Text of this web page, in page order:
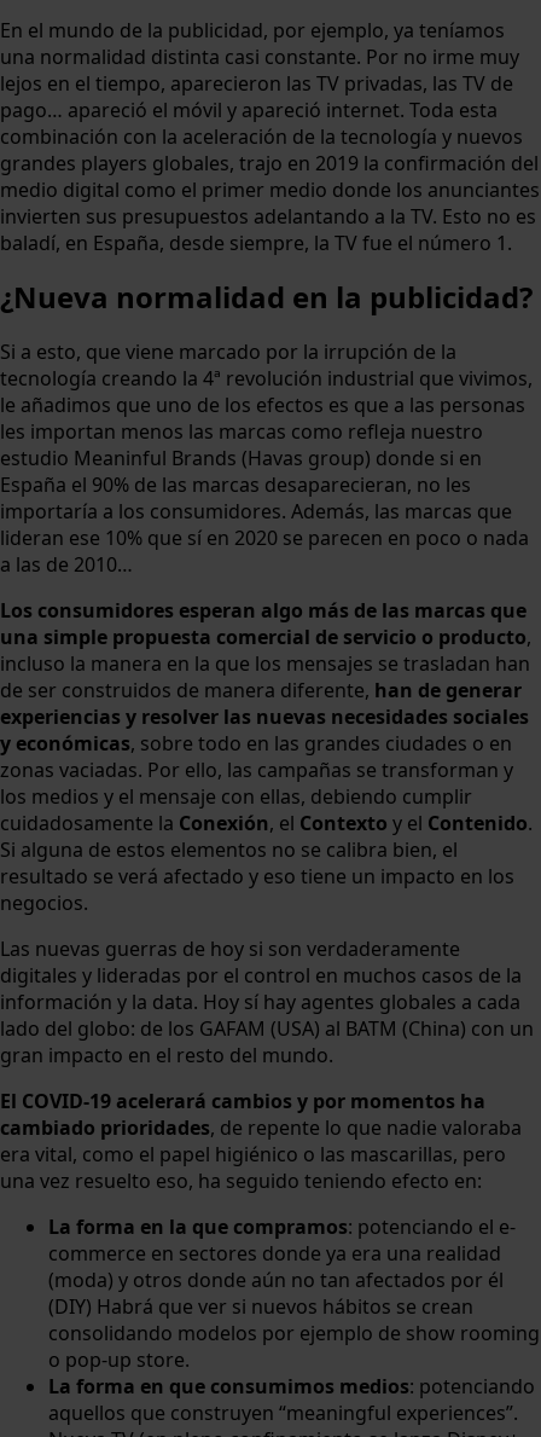
En el mundo de la publicidad, por ejemplo, ya teníamos
una normalidad distinta casi constante. Por no irme muy
lejos en el tiempo, aparecieron las TV privadas, las TV de
pago… apareció el móvil y apareció internet. Toda esta
combinación con la aceleración de la tecnología y nuevos
grandes players globales, trajo en 2019 la confirmación del
medio digital como el primer medio donde los anunciantes
invierten sus presupuestos adelantando a la TV. Esto no es
baladí, en España, desde siempre, la TV fue el número 1.
¿Nueva normalidad en la publicidad?
Si a esto, que viene marcado por la irrupción de la
tecnología creando la 4ª revolución industrial que vivimos,
le añadimos que uno de los efectos es que a las personas
les importan menos las marcas como refleja nuestro
estudio Meaninful Brands (Havas group) donde si en
España el 90% de las marcas desaparecieran, no les
importaría a los consumidores. Además, las marcas que
lideran ese 10% que sí en 2020 se parecen en poco o nada
a las de 2010…
Los consumidores esperan algo más de las marcas que
una simple propuesta comercial de servicio o producto,
incluso la manera en la que los mensajes se trasladan han
de ser construidos de manera diferente, han de generar
experiencias y resolver las nuevas necesidades sociales
y económicas, sobre todo en las grandes ciudades o en
zonas vaciadas. Por ello, las campañas se transforman y
los medios y el mensaje con ellas, debiendo cumplir
cuidadosamente la Conexión, el Contexto y el Contenido.
Si alguna de estos elementos no se calibra bien, el
resultado se verá afectado y eso tiene un impacto en los
negocios.
Las nuevas guerras de hoy si son verdaderamente
digitales y lideradas por el control en muchos casos de la
información y la data. Hoy sí hay agentes globales a cada
lado del globo: de los GAFAM (USA) al BATM (China) con un
gran impacto en el resto del mundo.
El COVID-19 acelerará cambios y por momentos ha
cambiado prioridades, de repente lo que nadie valoraba
era vital, como el papel higiénico o las mascarillas, pero
una vez resuelto eso, ha seguido teniendo efecto en:
La forma en la que compramos: potenciando el e-
commerce en sectores donde ya era una realidad
(moda) y otros donde aún no tan afectados por él
(DIY) Habrá que ver si nuevos hábitos se crean
consolidando modelos por ejemplo de show rooming
o pop-up store.
La forma en que consumimos medios: potenciando
aquellos que construyen “meaningful experiences”.